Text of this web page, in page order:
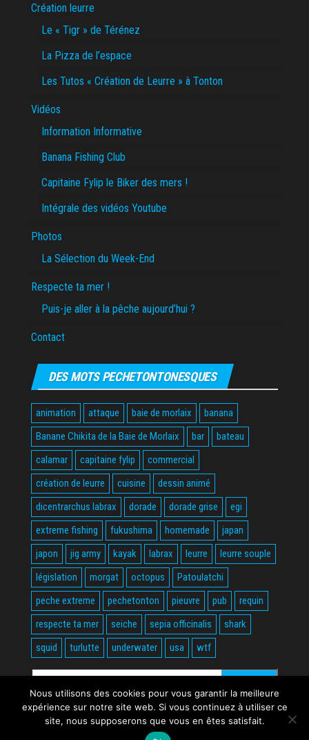
Création leurre
Le « Tigr » de Térénez
La Pizza de l’espace
Les Tutos « Création de Leurre » à Tonton
Vidéos
Information Informative
Banana Fishing Club
Capitaine Fylip le Biker des mers !
Intégrale des vidéos Youtube
Photos
La Sélection du Week-End
Respecte ta mer !
Puis-je aller à la pêche aujourd’hui ?
Contact
DES MOTS PECHETONTONESQUES
animation attaque baie de morlaix
banana
Banane Chikita de la Baie de Morlaix
bar
bateau
calamar
capitaine fylip
commercial
création de leurre
cuisine
dessin animé
dicentrarchus labrax
dorade dorade grise
egi
extreme fishing
fukushima homemade
japan
japon
jig army kayak labrax leurre
leurre souple
législation
morgat octopus
Patoulatchi
peche extreme
pechetonton pieuvre pub
requin
respecte ta mer
seiche sepia officinalis
shark
squid
turlutte underwater usa wtf
Rechercher :
Nous utilisons des cookies pour vous garantir la meilleure
expérience sur notre site web. Si vous continuez à utiliser ce
site, nous supposerons que vous en êtes satisfait.